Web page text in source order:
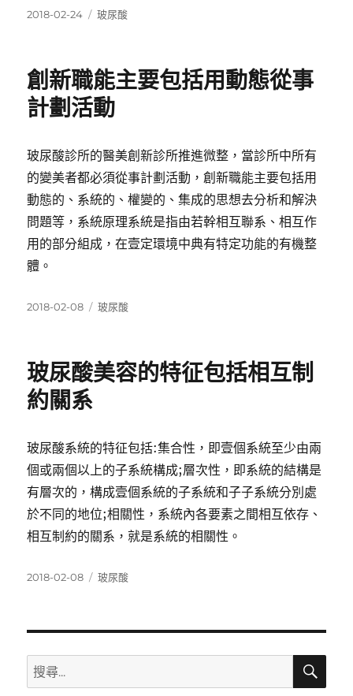
發
2018-02-24
分
玻尿酸
創新職能主要包括用動態從事
計劃活動
玻尿酸診所的醫美創新診所推進微整，當診所中所有
的變美者都必須從事計劃活動，創新職能主要包括用
動態的、系統的、權變的、集成的思想去分析和解決
問題等，系統原理系統是指由若幹相互聯系、相互作
用的部分組成，在壹定環境中典有特定功能的有機整
體。
發
2018-02-08
分
玻尿酸
玻尿酸美容的特征包括相互制
約關系
玻尿酸系統的特征包括:集合性，即壹個系統至少由兩
個或兩個以上的子系統構成;層次性，即系統的結構是
有層次的，構成壹個系統的子系統和子子系統分別處
於不同的地位;相關性，系統內各要素之間相互依存、
相互制約的關系，就是系統的相關性。
發
2018-02-08
分
玻尿酸
搜
尋
搜